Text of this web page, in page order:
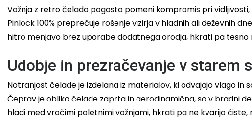
Vožnja z retro čelado pogosto pomeni kompromis pri vidljivosti,
Pinlock 100% preprečuje rošenje vizirja v hladnih ali deževnih
hitro menjavo brez uporabe dodatnega orodja, hkrati pa tesno
Udobje in prezračevanje v starem
Notranjost čelade je izdelana iz materialov, ki odvajajo vlago
Čeprav je oblika čelade zaprta in aerodinamična, so v bradni
hladi med vročimi poletnimi vožnjami, hkrati pa ne kvarijo čiste,